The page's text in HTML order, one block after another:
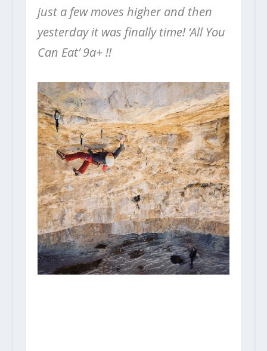
just a few moves higher and then
yesterday it was finally time! ‘All You
Can Eat’ 9a+ !!